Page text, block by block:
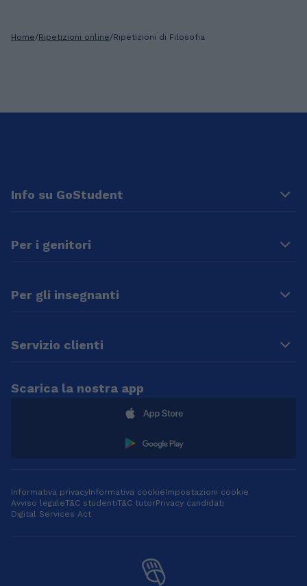
Home/Ripetizioni online/Ripetizioni di Filosofia
Info su GoStudent
Per i genitori
Per gli insegnanti
Servizio clienti
Scarica la nostra app
Informativa privacyInformativa cookieImpostazioni cookie
Avviso legaleT&C studentiT&C tutorPrivacy candidati
Digital Services Act